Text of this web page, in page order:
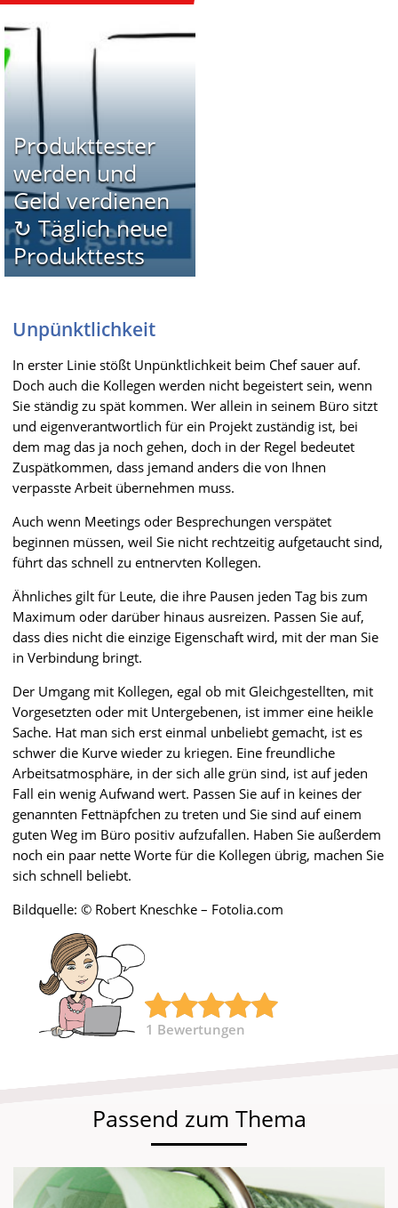
Produkttester
werden und
Geld verdienen
↻ Täglich neue
Produkttests
Unpünktlichkeit
In erster Linie stößt Unpünktlichkeit beim Chef sauer auf.
Doch auch die Kollegen werden nicht begeistert sein, wenn
Sie ständig zu spät kommen. Wer allein in seinem Büro sitzt
und eigenverantwortlich für ein Projekt zuständig ist, bei
dem mag das ja noch gehen, doch in der Regel bedeutet
Zuspätkommen, dass jemand anders die von Ihnen
verpasste Arbeit übernehmen muss.
Auch wenn Meetings oder Besprechungen verspätet
beginnen müssen, weil Sie nicht rechtzeitig aufgetaucht sind,
führt das schnell zu entnervten Kollegen.
Ähnliches gilt für Leute, die ihre Pausen jeden Tag bis zum
Maximum oder darüber hinaus ausreizen. Passen Sie auf,
dass dies nicht die einzige Eigenschaft wird, mit der man Sie
in Verbindung bringt.
Der Umgang mit Kollegen, egal ob mit Gleichgestellten, mit
Vorgesetzten oder mit Untergebenen, ist immer eine heikle
Sache. Hat man sich erst einmal unbeliebt gemacht, ist es
schwer die Kurve wieder zu kriegen. Eine freundliche
Arbeitsatmosphäre, in der sich alle grün sind, ist auf jeden
Fall ein wenig Aufwand wert. Passen Sie auf in keines der
genannten Fettnäpfchen zu treten und Sie sind auf einem
guten Weg im Büro positiv aufzufallen. Haben Sie außerdem
noch ein paar nette Worte für die Kollegen übrig, machen Sie
sich schnell beliebt.
Bildquelle: © Robert Kneschke – Fotolia.com
1 Bewertungen
Passend zum Thema